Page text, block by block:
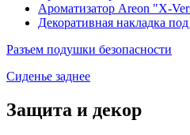
Ароматизатор Areon "X-
Декоративная накладка
Разъем подушки безопасности
Сиденье заднее
Защита и декор